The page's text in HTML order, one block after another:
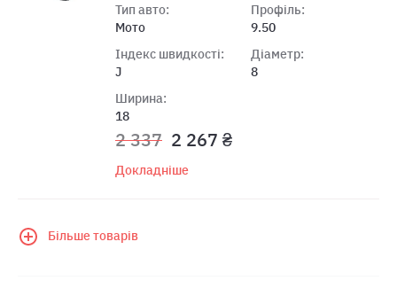
Тип авто:
Мото
Індекс швидкості:
J
Ширина:
18
Профіль:
9.50
Діаметр:
8
2 337 2 267 ₴
Докладніше
Більше товарів